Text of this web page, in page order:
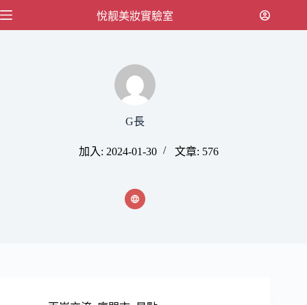
跳
悅靓美妝實驗室
G長
加入: 2024-01-30 文章: 576